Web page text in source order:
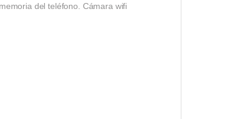
del teléfono. Cámara wifi